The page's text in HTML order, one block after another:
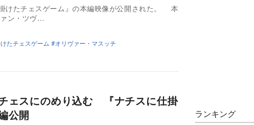
けたチェスゲーム』の本編映像が公開された。 本
ン・ツヴ…
たチェスゲーム
オリヴァー・マスッチ
ェスにのめり込む 『ナチスに仕掛
公開
ランキング